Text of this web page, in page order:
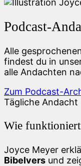
Podcast-
Alle
findest du in
alle Andachten
Zum Podcast-
Tägliche Andacht
Wie
Joyce Meyer
Bibelvers und